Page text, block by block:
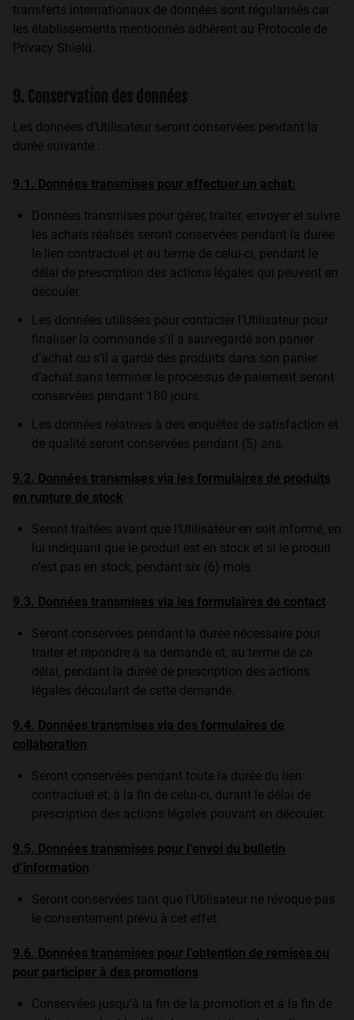
transferts internationaux de données sont régularisés car
les établissements mentionnés adhèrent au Protocole de
Privacy Shield.
9. Conservation des données
Les données d’Utilisateur seront conservées pendant la
durée suivante :
9.1. Données transmises pour effectuer un achat:
Données transmises pour gérer, traiter, envoyer et suivre
les achats réalisés seront conservées pendant la durée
le lien contractuel et au terme de celui-ci, pendant le
délai de prescription des actions légales qui peuvent en
découler.
Les données utilisées pour contacter l’Utilisateur pour
finaliser la commande s’il a sauvegardé son panier
d’achat ou s’il a gardé des produits dans son panier
d’achat sans terminer le processus de paiement seront
conservées pendant 180 jours.
Les données relatives à des enquêtes de satisfaction et
de qualité seront conservées pendant (5) ans.
9.2. Données transmises via les formulaires de produits
en rupture de stock
Seront traitées avant que l’Utilisateur en soit informé, en
lui indiquant que le produit est en stock et si le produit
n’est pas en stock, pendant six (6) mois.
9.3. Données transmises via les formulaires de contact
Seront conservées pendant la durée nécessaire pour
traiter et répondre à sa demande et, au terme de ce
délai, pendant la durée de prescription des actions
légales découlant de cette demande.
9.4. Données transmises via des formulaires de
collaboration
Seront conservées pendant toute la durée du lien
contractuel et, à la fin de celui-ci, durant le délai de
prescription des actions légales pouvant en découler.
9.5. Données transmises pour l’envoi du bulletin
d’information
Seront conservées tant que l’Utilisateur ne révoque pas
le consentement prévu à cet effet.
9.6. Données transmises pour l’obtention de remises ou
pour participer à des promotions
Conservées jusqu’à la fin de la promotion et à la fin de